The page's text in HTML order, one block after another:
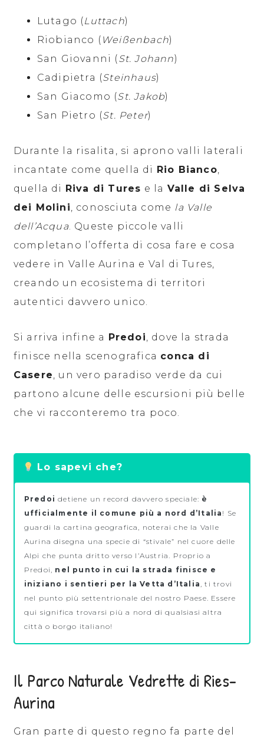
Lutago ( Luttach)
Riobianco ( Weißenbach)
San Giovanni ( St. Johann)
Cadipietra (Steinhaus)
San Giacomo (St. Jakob)
San Pietro (St. Peter)
Durante la risalita, si aprono valli laterali
incantate come quella di
Rio Bianco,
quella di
Riva di Tures e la Valle di Selva
dei Molini, conosciuta come la Valle
dell’Acqua. Queste piccole valli
completano l’offerta di cosa fare e cosa
vedere in Valle Aurina e Val di Tures,
creando un ecosistema di territori
autentici davvero unico.
Si arriva infine a Predoi, dove la strada
finisce nella scenografica conca di
Casere, un vero paradiso verde da cui
partono alcune delle escursioni più belle
che vi racconteremo tra poco.
Lo sapevi che?
Predoi detiene un record davvero speciale: è
ufficialmente il comune più a nord d’Italia ! Se
guardi la cartina geografica, noterai che la Valle
Aurina disegna una specie di “stivale” nel cuore delle
Alpi che punta dritto verso l’Austria. Proprio a
Predoi, nel punto in cui la strada finisce e
iniziano i sentieri per la Vetta d’Italia, ti trovi
nel punto più settentrionale del nostro Paese. Essere
qui significa trovarsi più a nord di qualsiasi altra
città o borgo italiano!
Il Parco Naturale Vedrette di Ries-
Aurina
Gran parte di questo regno fa parte del